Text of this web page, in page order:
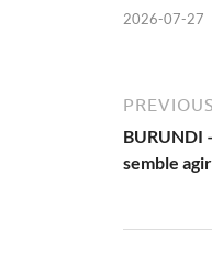
2026-07-27
BURUNDI
semble